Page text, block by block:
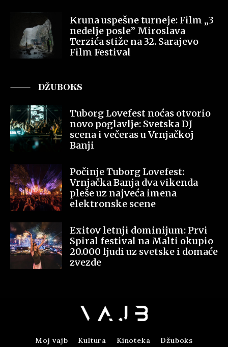
Kruna uspešne turneje: Film „3
nedelje posle” Miroslava
Terzića stiže na 32. Sarajevo
Film Festival
DŽUBOKS
Tuborg Lovefest noćas otvorio
novo poglavlje: Svetska DJ
scena i večeras u Vrnjačkoj
Banji
Počinje Tuborg Lovefest:
Vrnjačka Banja dva vikenda
pleše uz najveća imena
elektronske scene
Exitov letnji dominijum: Prvi
Spiral festival na Malti okupio
20.000 ljudi uz svetske i domaće
zvezde
Moj vajb Kultura Kinoteka Džuboks